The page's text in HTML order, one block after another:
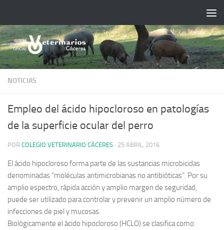
NOTICIAS
Empleo del ácido hipocloroso en patologías
de la superficie ocular del perro
POR COLEGIO VETERINARIO CÁCERES · 25 ABRIL, 2016
El ácido hipocloroso forma parte de las sustancias microbicidas
denominadas “moléculas antimicrobianas no antibióticas”. Por su
amplio espectro, rápida acción y amplio margen de seguridad,
puede ser utilizado para controlar y prevenir un amplio número de
infecciones de piel y mucosas.
Biológicamente el ácido hipocloroso (HCLO) se clasifica como